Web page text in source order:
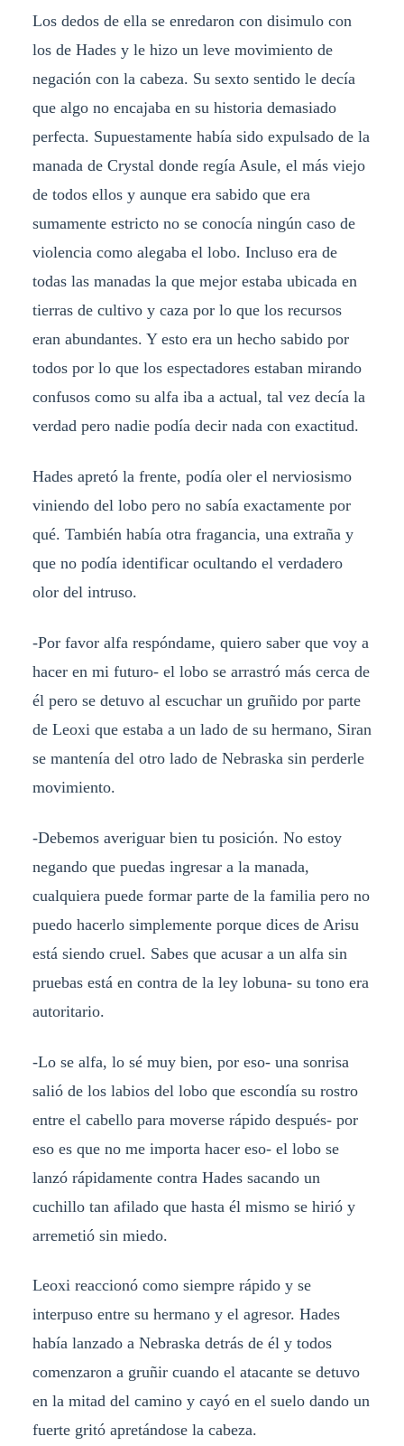
Los dedos de ella se enredaron con disimulo con
los de Hades y le hizo un leve movimiento de
negación con la cabeza. Su sexto sentido le decía
que algo no encajaba en su historia demasiado
perfecta. Supuestamente había sido expulsado de la
manada de Crystal donde regía Asule, el más viejo
de todos ellos y aunque era sabido que era
sumamente estricto no se conocía ningún caso de
violencia como alegaba el lobo. Incluso era de
todas las manadas la que mejor estaba ubicada en
tierras de cultivo y caza por lo que los recursos
eran abundantes. Y esto era un hecho sabido por
todos por lo que los espectadores estaban mirando
confusos como su alfa iba a actual, tal vez decía la
verdad pero nadie podía decir nada con exactitud.
Hades apretó la frente, podía oler el nerviosismo
viniendo del lobo pero no sabía exactamente por
qué. También había otra fragancia, una extraña y
que no podía identificar ocultando el verdadero
olor del intruso.
-Por favor alfa respóndame, quiero saber que voy a
hacer en mi futuro- el lobo se arrastró más cerca de
él pero se detuvo al escuchar un gruñido por parte
de Leoxi que estaba a un lado de su hermano, Siran
se mantenía del otro lado de Nebraska sin perderle
movimiento.
-Debemos averiguar bien tu posición. No estoy
negando que puedas ingresar a la manada,
cualquiera puede formar parte de la familia pero no
puedo hacerlo simplemente porque dices de Arisu
está siendo cruel. Sabes que acusar a un alfa sin
pruebas está en contra de la ley lobuna- su tono era
autoritario.
-Lo se alfa, lo sé muy bien, por eso- una sonrisa
salió de los labios del lobo que escondía su rostro
entre el cabello para moverse rápido después- por
eso es que no me importa hacer eso- el lobo se
lanzó rápidamente contra Hades sacando un
cuchillo tan afilado que hasta él mismo se hirió y
arremetió sin miedo.
Leoxi reaccionó como siempre rápido y se
interpuso entre su hermano y el agresor. Hades
había lanzado a Nebraska detrás de él y todos
comenzaron a gruñir cuando el atacante se detuvo
en la mitad del camino y cayó en el suelo dando un
fuerte gritó apretándose la cabeza.